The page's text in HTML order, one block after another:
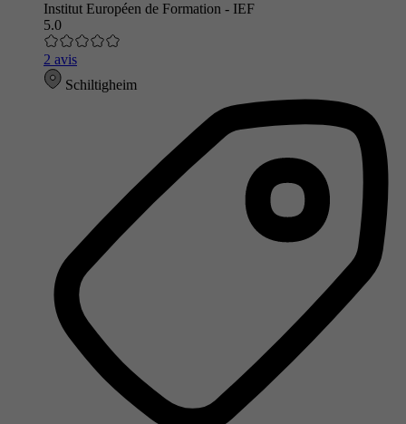
Institut Européen de Formation - IEF
5.0
2 avis
Schiltigheim